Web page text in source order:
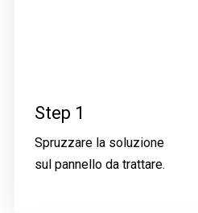
Step 1
Spruzzare la soluzione
sul pannello da trattare.